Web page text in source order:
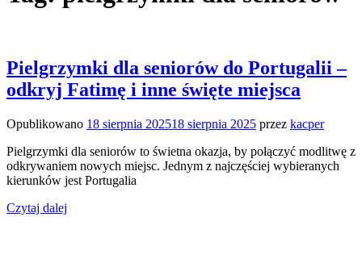
Pielgrzymki dla seniorów do Portugalii –
odkryj Fatimę i inne święte miejsca
Opublikowano 18 sierpnia 202518 sierpnia 2025 przez kacper
Pielgrzymki dla seniorów to świetna okazja, by połączyć modlitwę z
odkrywaniem nowych miejsc. Jednym z najczęściej wybieranych
kierunków jest Portugalia
Czytaj dalej